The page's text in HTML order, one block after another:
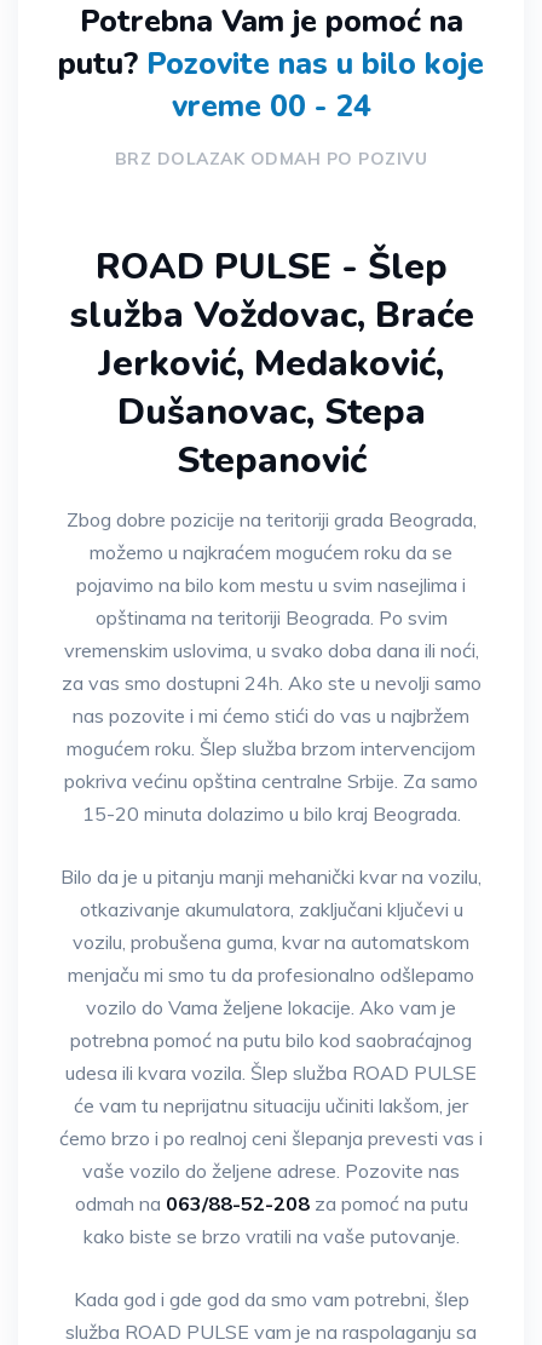
Potrebna Vam je pomoć na
putu? Pozovite nas u bilo koje
vreme 00 - 24
BRZ DOLAZAK ODMAH PO POZIVU
ROAD PULSE - Šlep
služba Voždovac, Braće
Jerković, Medaković,
Dušanovac, Stepa
Stepanović
Zbog dobre pozicije na teritoriji grada Beograda,
možemo u najkraćem mogućem roku da se
pojavimo na bilo kom mestu u svim nasejlima i
opštinama na teritoriji Beograda. Po svim
vremenskim uslovima, u svako doba dana ili noći,
za vas smo dostupni 24h. Ako ste u nevolji samo
nas pozovite i mi ćemo stići do vas u najbržem
mogućem roku. Šlep služba brzom intervencijom
pokriva većinu opština centralne Srbije. Za samo
15-20 minuta dolazimo u bilo kraj Beograda.
Bilo da je u pitanju manji mehanički kvar na vozilu,
otkazivanje akumulatora, zaključani ključevi u
vozilu, probušena guma, kvar na automatskom
menjaču mi smo tu da profesionalno odšlepamo
vozilo do Vama željene lokacije. Ako vam je
potrebna pomoć na putu bilo kod saobraćajnog
udesa ili kvara vozila. Šlep služba ROAD PULSE
će vam tu neprijatnu situaciju učiniti lakšom, jer
ćemo brzo i po realnoj ceni šlepanja prevesti vas i
vaše vozilo do željene adrese. Pozovite nas
odmah na 063/88-52-208za pomoć na putu
kako biste se brzo vratili na vaše putovanje.
Kada god i gde god da smo vam potrebni, šlep
služba ROAD PULSE vam je na raspolaganju sa